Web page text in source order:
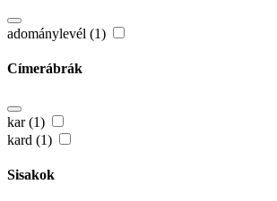
adománylevél (1)
Címerábrák
kar (1)
kard (1)
Sisakok